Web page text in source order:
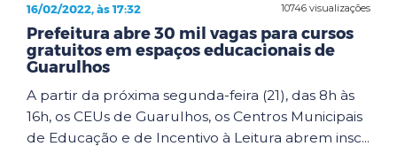
10746 visualizações
16/02/2022, às 17:32
Prefeitura abre 30 mil vagas para cursos
gratuitos em espaços educacionais de
Guarulhos
A partir da próxima segunda-feira (21), das 8h às
16h, os CEUs de Guarulhos, os Centros Municipais
de Educação e de Incentivo à Leitura abrem insc...